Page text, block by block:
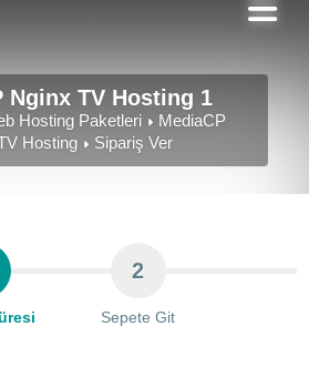
Nginx TV Hosting 1
Hosting Paketleri
MediaCP
Hosting
Sipariş Ver
2
Sepete Git